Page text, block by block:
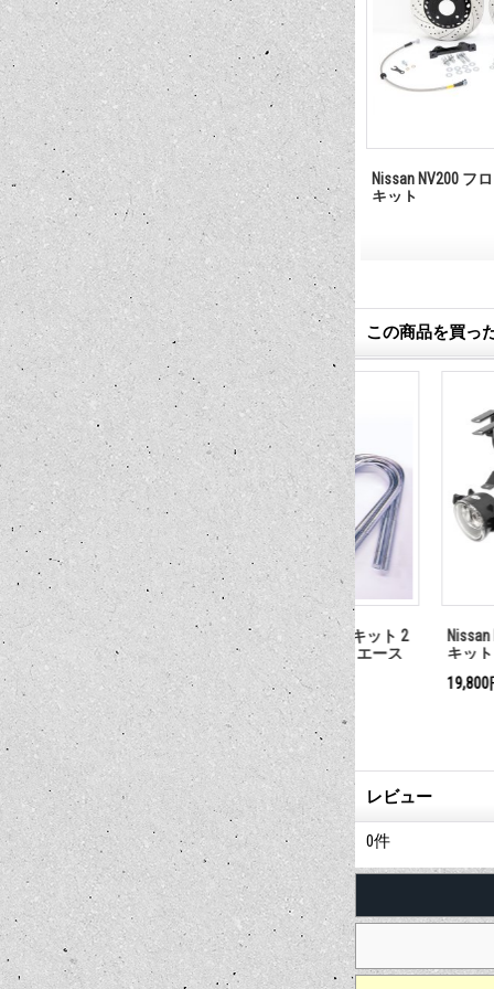
フィット フ
(日産) 09-
ト)
Nissan NV200 ルーフ キャリアー
76,780円 (税込)
Nissan NV200 フ
キット
この商品を買っ
200 専用)
ロワーリング ブロック キット 2
インチ(5cm) - 200系 ハイエース
用
20,570円 (税込)
Nissan NV200 US
キット
(税込)
レビュー
0件